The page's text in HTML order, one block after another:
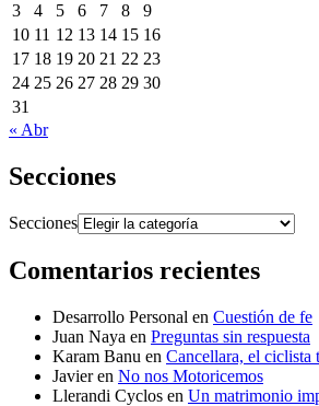
3
4 5 6 7 8
9
10 11 12 13 14 15 16
17 18 19 20 21 22 23
24 25 26 27 28 29 30
31
« Abr
Secciones
Secciones
Comentarios recientes
Desarrollo Personal en Cuestión de fe
Juan Naya en Preguntas sin respuesta
Karam Banu en Cancellara, el ciclista
Javieren No nos Motoricemos
Llerandi Cyclos en Un matrimonio